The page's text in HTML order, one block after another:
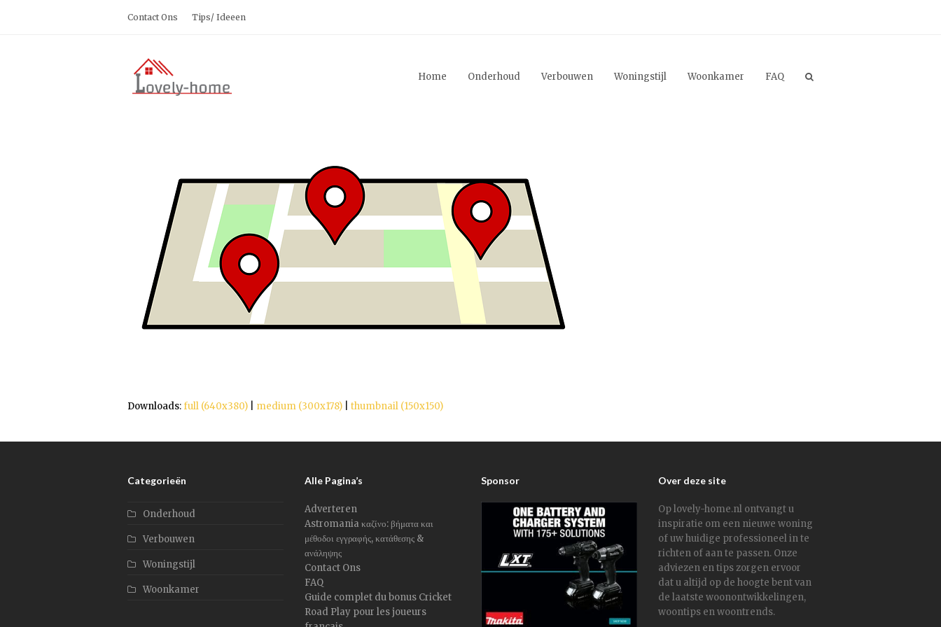
Contact Ons Tips/ Ideeen
Home Onderhoud Verbouwen Woningstijl Woonkamer FAQ
Downloads:full (640x380) medium (300x178) thumbnail (150x150)
Categorieën
Onderhoud
Verbouwen
Woningstijl
Woonkamer
Alle Pagina’s
Adverteren
Astromania καζίνο: βήματα και
μέθοδοι εγγραφής, κατάθεσης &
ανάληψης
Contact Ons
FAQ
Guide complet du bonus Cricket
Road Play pour les joueurs
Sponsor Over deze site
Op lovely-home.nl ontvangt u
inspiratie om een nieuwe woning
of uw huidige professioneel in te
richten of aan te passen. Onze
adviezen en tips zorgen ervoor
dat u altijd op de hoogte bent van
de laatste woonontwikkelingen,
woontips en woontrends.